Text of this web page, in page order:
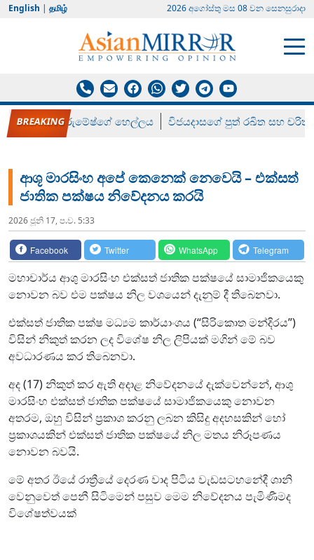
English | தமிழ் 2026 අගෝස්‍තු මස 08 වන සෙනසුරාදා
රන් ගෙනා රුමේෂ්ගේ හෙල්ලය විජයදාසගේ පුත් රඛිත සහ චරිත්
ආශූ මාරසිංහ අපේ කෙනෙක් නෙවෙයි – එක්සත්
ජාතික පක්ෂය නිවේදනය කරයි
2026 ජූනි 17, ප.ව. 5:33
Facebook Twitter WhatsApp Telegram
මහාචාර්ය ආශු මාරසිංහ එක්සත් ජාතික පක්ෂයේ සාමාජිකයෙකු
නොවන බව එම පක්ෂය නිල වශයෙන් දැනුම් දී තිබෙනවා.
එක්සත් ජාතික පක්ෂ මධ්‍යම කාර්යාංශය (“සිරිකොත මන්දිරය”)
විසින් නිකුත් කරන ලද විශේෂ නිල ලිපියක් මගින් මේ බව
අවධාරණය කර තිබෙනවා.
අද (17) නිකුත් කර ඇති අදාළ නිවේදනයේ දැක්වෙන්නේ, ආශු
මාරසිංහ එක්සත් ජාතික පක්ෂයේ සාමාජිකයෙකු නොවන
අතරම, ඔහු විසින් ප්‍රකාශ කරනු ලබන කිසිදු අදහසකින් හෝ
ප්‍රකාශයකින් එක්සත් ජාතික පක්ෂයේ නිල මතය නිරූපණය
නොවන බවයි.
මේ අතර ඊයේ රාත්‍රීයේ දෙරණ වාද පිටිය වැඩසටහනේදී ශානි
වෙනුවෙත් පෙනී සිටිමෙන් පසුව මෙම නිවේදනය පැමිණීමද
විශේෂත්වයක්